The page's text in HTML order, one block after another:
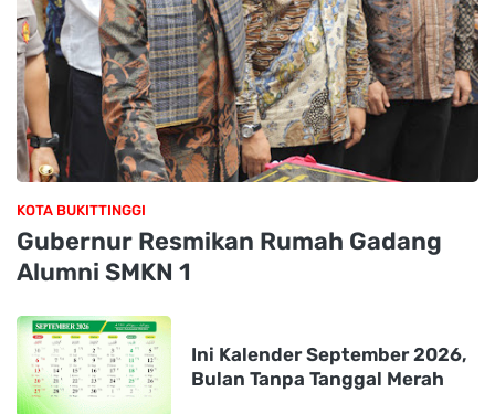
KOTA BUKITTINGGI
Gubernur Resmikan Rumah Gadang
Alumni SMKN 1
Ini Kalender September 2026,
Bulan Tanpa Tanggal Merah